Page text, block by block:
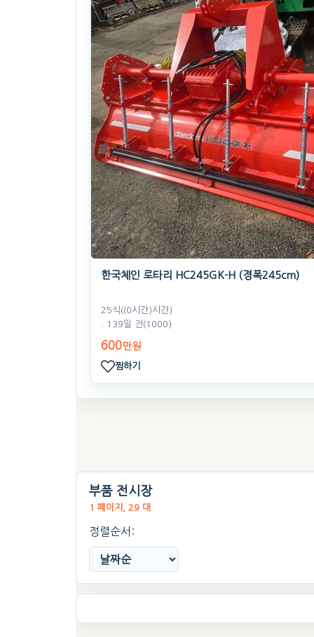
한국체인 로타리 HC245GK-H (경폭245cm)
25식((0시간)시간)
. 139일 전(1000)
600만원
찜하기
부품 전시장
1 페이지, 29 대
정렬순서: